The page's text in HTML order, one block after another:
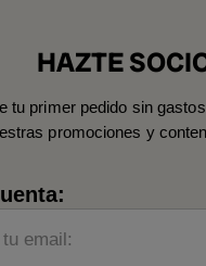
HAZTE
tu primer pedido sin
promociones y
email: